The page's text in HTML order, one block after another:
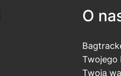
O
Twojego
Twoją